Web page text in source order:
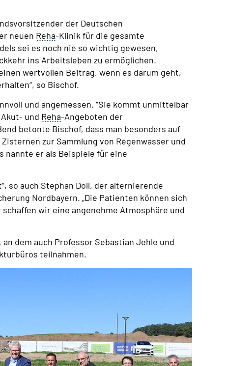
der Deutschen
neuen Reha-Klinik für die gesamte
sei es noch nie so wichtig gewesen,
ins Arbeitsleben zu ermöglichen.
wertvollen Beitrag, wenn es darum geht,
so Bischof.
und angemessen. “Sie kommt unmittelbar
und Reha-Angeboten der
betonte Bischof, dass man besonders auf
zur Sammlung von Regenwasser und
nannte er als Beispiele für eine
so auch Stephan Doll, der alternierende
Nordbayern. „Die Patienten können sich
wir eine angenehme Atmosphäre und
dem auch Professor Sebastian Jehle und
teilnahmen.